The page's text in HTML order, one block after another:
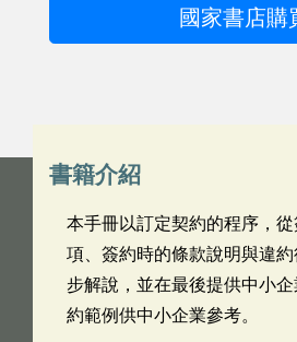
國家書店購
書籍介紹
本手冊以訂定契約的程序，
項、簽約時的條款說明與違
步解說，並在最後提供中小
約範例供中小企業參考。